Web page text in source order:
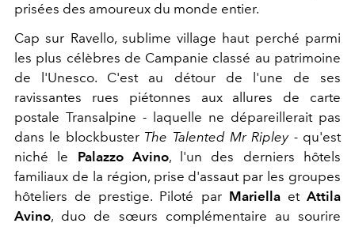
prisées des amoureux du monde entier.
Cap sur Ravello, sublime village haut perché parmi
les plus célèbres de Campanie classé au patrimoine
de l'Unesco. C'est au détour de l'une de ses
ravissantes rues piétonnes aux allures de carte
postale Transalpine - laquelle ne dépareillerait pas
dans le blockbuster The Talented Mr Ripley - qu'est
niché le Palazzo Avino, l'un des derniers hôtels
familiaux de la région, prise d'assaut par les groupes
hôteliers de prestige. Piloté par MariellaetAttila
Avino, duo de sœurs complémentaire au sourire